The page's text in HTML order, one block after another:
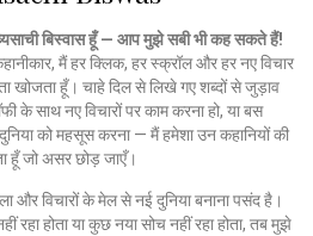
बिस्वास हूँ — आप मुझे सबी भी कह सकते हैं!
मैं हर क्लिक, हर स्क्रॉल और हर नए विचार
खोजता हूँ। चाहे दिल से लिखे गए शब्दों से जुड़ाव
के साथ नए विचारों पर काम करना हो, या बस
को महसूस करना — मैं हमेशा उन कहानियों की
हूँ जो असर छोड़ जाएँ।
और विचारों के मेल से नई दुनिया बनाना पसंद है।
रहा होता या कुछ नया सोच नहीं रहा होता, तब मुझे